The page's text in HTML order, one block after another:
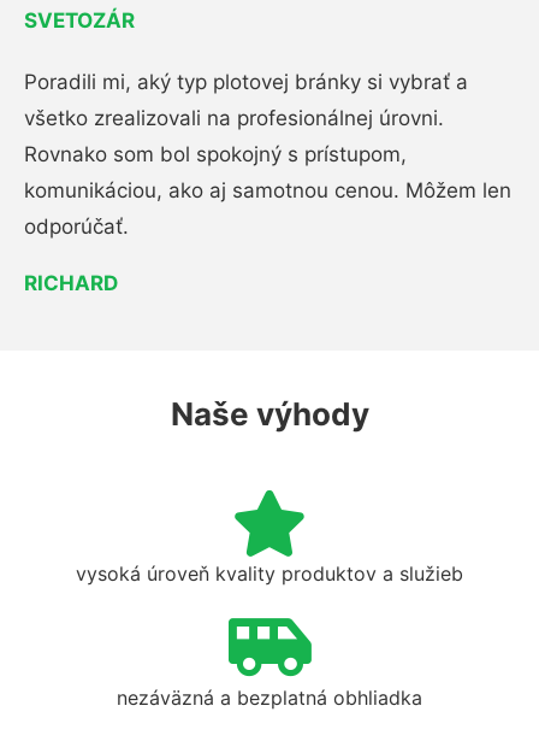
SVETOZÁR
Poradili mi, aký typ plotovej bránky si vybrať a
všetko zrealizovali na profesionálnej úrovni.
Rovnako som bol spokojný s prístupom,
komunikáciou, ako aj samotnou cenou. Môžem len
odporúčať.
RICHARD
Naše výhody
vysoká úroveň kvality produktov a služieb
nezáväzná a bezplatná obhliadka